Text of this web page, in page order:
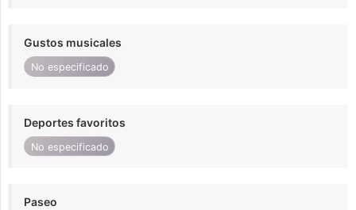
Gustos musicales
No especificado
Deportes favoritos
No especificado
Paseo